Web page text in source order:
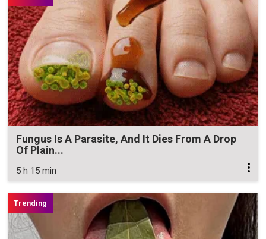
Fungus Is A Parasite, And It Dies From A Drop
Of Plain...
5 h 15 min